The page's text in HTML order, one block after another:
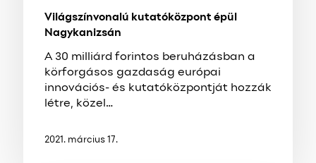
Világszínvonalú kutatóközpont épül
Nagykanizsán
A 30 milliárd forintos beruházásban a
körforgásos gazdaság európai
innovációs- és kutatóközpontját hozzák
létre, közel…
2021. március 17.